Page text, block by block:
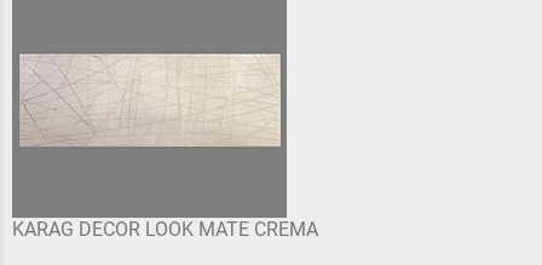
KARAG DECOR LOOK MATE CREMA